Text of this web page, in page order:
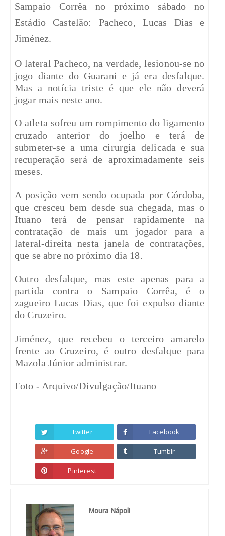
Sampaio Corrêa no próximo sábado no
Estádio Castelão: Pacheco, Lucas Dias e
Jiménez.
O lateral Pacheco, na verdade, lesionou-se no
jogo diante do Guarani e já era desfalque.
Mas a notícia triste é que ele não deverá
jogar mais neste ano.
O atleta sofreu um rompimento do ligamento
cruzado anterior do joelho e terá de
submeter-se a uma cirurgia delicada e sua
recuperação será de aproximadamente seis
meses.
A posição vem sendo ocupada por Córdoba,
que cresceu bem desde sua chegada, mas o
Ituano terá de pensar rapidamente na
contratação de mais um jogador para a
lateral-direita nesta janela de contratações,
que se abre no próximo dia 18.
Outro desfalque, mas este apenas para a
partida contra o Sampaio Corrêa, é o
zagueiro Lucas Dias, que foi expulso diante
do Cruzeiro.
Jiménez, que recebeu o terceiro amarelo
frente ao Cruzeiro, é outro desfalque para
Mazola Júnior administrar.
Foto - Arquivo/Divulgação/Ituano
Twitter Facebook
Google Tumblr
Pinterest
Moura Nápoli